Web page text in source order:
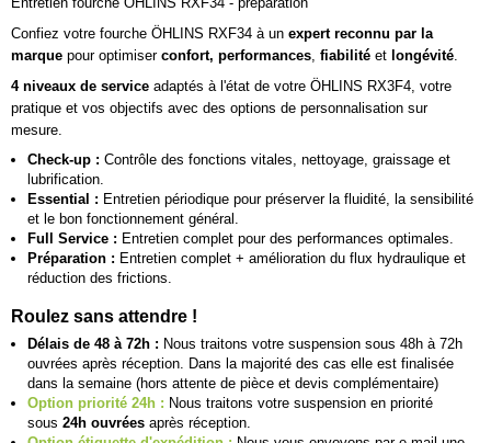
Confiez votre fourche ÖHLINS RXF34 à un expert reconnu par la
marque pour optimiser confort, performances, fiabilité et longévité.
4 niveaux de service adaptés à l'état de votre ÖHLINS RX3F4, votre
pratique et vos objectifs avec des options de personnalisation sur
mesure.
Check-up : Contrôle des fonctions vitales, nettoyage, graissage et
lubrification.
Essential : Entretien périodique pour préserver la fluidité, la sensibilité
et le bon fonctionnement général.
Full Service : Entretien complet pour des performances optimales.
Préparation : Entretien complet + amélioration du flux hydraulique et
réduction des frictions.
Roulez sans attendre !
Délais de 48 à 72h : Nous traitons votre suspension sous 48h à 72h
ouvrées après réception. Dans la majorité des cas elle est finalisée
dans la semaine (hors attente de pièce et devis complémentaire)
Option priorité 24h : Nous traitons votre suspension en priorité
sous 24h ouvrées après réception.